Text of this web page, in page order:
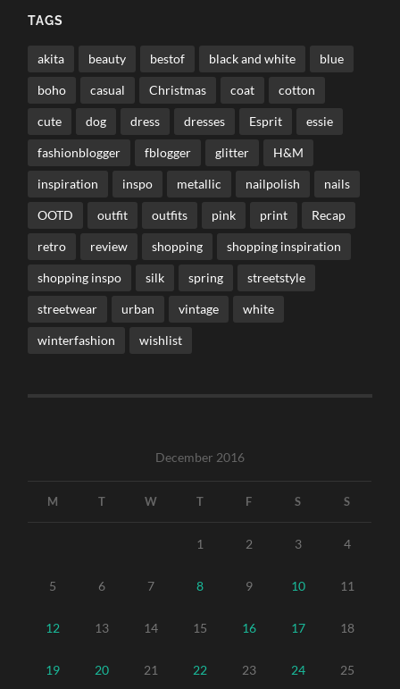
TAGS
akita beauty bestof black and white blue
boho casual Christmas coat cotton
cute dog dress dresses Esprit essie
fashionblogger fblogger glitter H&M
inspiration inspo metallic nailpolish nails
OOTD outfit outfits pink print Recap
retro review shopping shopping inspiration
shopping inspo silk spring streetstyle
streetwear urban vintage white
winterfashion wishlist
December 2016
M T W T F S S
1 2 3 4
5 6 7 8 9 10 11
12 13 14 15 16 17 18
19 20 21 22 23 24 25